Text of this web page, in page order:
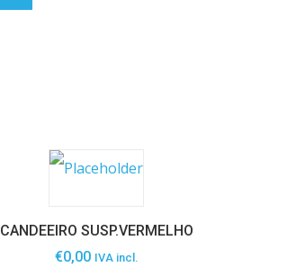
CANDEEIRO SUSP.VERMELHO
€0,00 IVA incl.